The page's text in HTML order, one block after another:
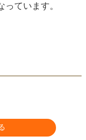
ています。